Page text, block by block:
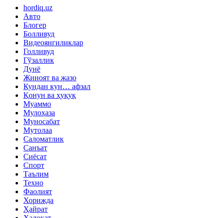
hordiq.uz
Авто
Блогер
Болливуд
Видеоянгиликлар
Голливуд
Гўзаллик
Дунё
Жиноят ва жазо
Кундан кун… афзал
Қонун ва ҳуқуқ
Муаммо
Мулоҳаза
Муносабат
Мутолаа
Саломатлик
Санъат
Сиёсат
Спорт
Таълим
Техно
Фаолият
Хорижда
Ҳайрат